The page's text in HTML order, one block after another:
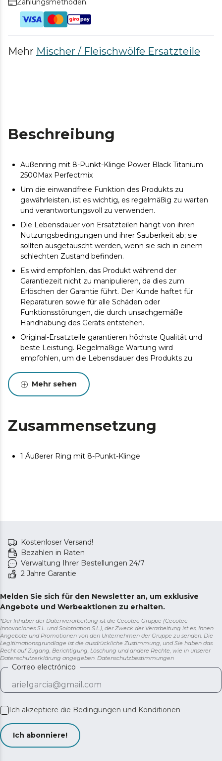
Zahlungsmethoden.
Mehr Mischer / Fleischwölfe Ersatzteile
Beschreibung
Außenring mit 8-Punkt-Klinge Power Black Titanium
2500Max Perfectmix
Um die einwandfreie Funktion des Produkts zu
gewährleisten, ist es wichtig, es regelmäßig zu warten
und verantwortungsvoll zu verwenden.
Die Lebensdauer von Ersatzteilen hängt von ihren
Nutzungsbedingungen und ihrer Sauberkeit ab; sie
sollten ausgetauscht werden, wenn sie sich in einem
schlechten Zustand befinden.
Es wird empfohlen, das Produkt während der
Garantiezeit nicht zu manipulieren, da dies zum
Erlöschen der Garantie führt. Der Kunde haftet für
Reparaturen sowie für alle Schäden oder
Funktionsstörungen, die durch unsachgemäße
Handhabung des Geräts entstehen.
Original-Ersatzteile garantieren höchste Qualität und
beste Leistung. Regelmäßige Wartung wird
empfohlen, um die Lebensdauer des Produkts zu
Mehr sehen
Zusammensetzung
1 Äußerer Ring mit 8-Punkt-Klinge
Kostenloser Versand!
Bezahlen in Raten
Verwaltung Ihrer Bestellungen 24/7
2 Jahre Garantie
Melden Sie sich für den Newsletter an, um exklusive
Angebote und Werbeaktionen zu erhalten.
*Der Inhaber der Datenverarbeitung ist die Cecotec-Gruppe (Cecotec
Innovaciones S.L. und Solotriatlon S.L.), der Zweck der Verarbeitung ist es, Ihnen
Angebote und Promotionen von den Unternehmen der Gruppe zu senden. Die
Legitimationsgrundlage ist die ausdrückliche Zustimmung, und Sie haben das
Recht auf Zugang, Berichtigung, Löschung und andere Rechte, wie in unserer
Datenschutzerklärung angegeben. Datenschutzbestimmungen
Correo electrónico
Ich akzeptiere die Bedingungen und Konditionen
Ich abonniere!